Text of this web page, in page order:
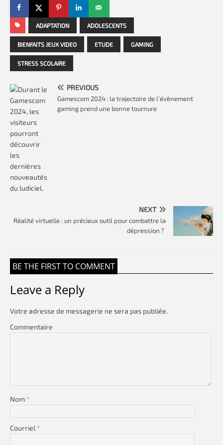
ADAPTATION ADOLESCENTS
BIENFAITS JEUX VIDEO ETUDE GAMING
STRESS SCOLAIRE
PREVIOUS
Gamescom 2024 : la trajectoire de l’évènement
gaming prend une bonne tournure
NEXT
Réalité virtuelle : un précieux outil pour combattre la
dépression ?
BE THE FIRST TO COMMENT
Leave a Reply
Votre adresse de messagerie ne sera pas publiée.
Commentaire
Nom *
Courriel *